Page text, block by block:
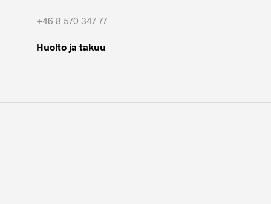
+46 8 570 347 77
Huolto ja takuu